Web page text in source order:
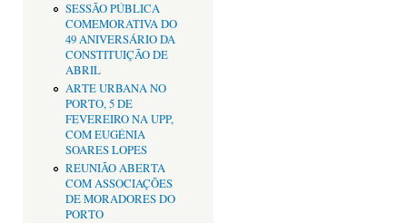
SESSÃO PÚBLICA
COMEMORATIVA DO
49 ANIVERSÁRIO DA
CONSTITUIÇÃO DE
ABRIL
ARTE URBANA NO
PORTO, 5 DE
FEVEREIRO NA UPP,
COM EUGÉNIA
SOARES LOPES
REUNIÃO ABERTA
COM ASSOCIAÇÕES
DE MORADORES DO
PORTO